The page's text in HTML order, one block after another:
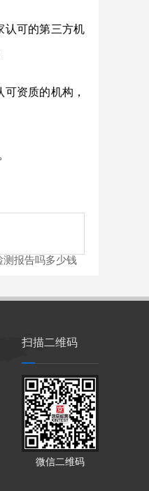
认可的第三方机
资质的机构，
测报告吗多少钱
扫描二维码
微信二维码